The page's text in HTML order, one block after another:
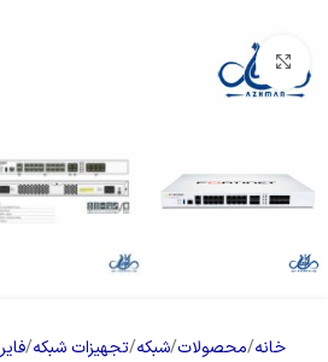
بزرگنمایی تصویر
خانه محصولات شبکه تجهیزات شبکه